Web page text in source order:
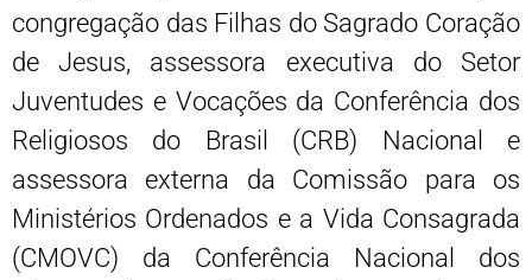
congregação das Filhas do Sagrado Coração
de Jesus, assessora executiva do Setor
Juventudes e Vocações da Conferência dos
Religiosos do Brasil (CRB) Nacional e
assessora externa da Comissão para os
Ministérios Ordenados e a Vida Consagrada
(CMOVC) da Conferência Nacional dos